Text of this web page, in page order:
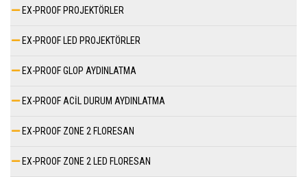
EX-PROOF PROJEKTÖRLER
EX-PROOF LED PROJEKTÖRLER
EX-PROOF GLOP AYDINLATMA
EX-PROOF ACİL DURUM AYDINLATMA
EX-PROOF ZONE 2 FLORESAN
EX-PROOF ZONE 2 LED FLORESAN